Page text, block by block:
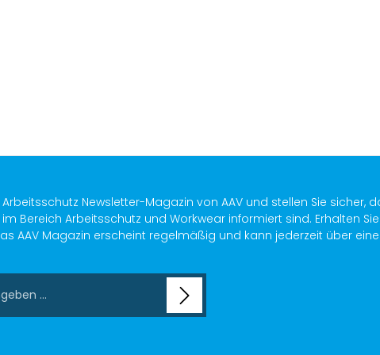
Newsletter-Magazin von AAV und stellen Sie
Bereich Arbeitsschutz und Workwear informiert sind. Erhalten
AAV Magazin erscheint regelmäßig und kann jederzeit über